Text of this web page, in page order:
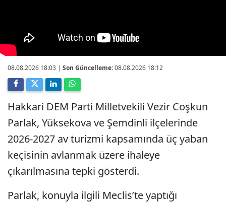
08.08.2026 18:03 | Son Güncelleme:08.08.2026 18:12
Hakkari DEM Parti Milletvekili Vezir Coşkun
Parlak, Yüksekova ve Şemdinli ilçelerinde
2026-2027 av turizmi kapsamında üç yaban
keçisinin avlanmak üzere ihaleye
çıkarılmasına tepki gösterdi.
Parlak, konuyla ilgili Meclis’te yaptığı